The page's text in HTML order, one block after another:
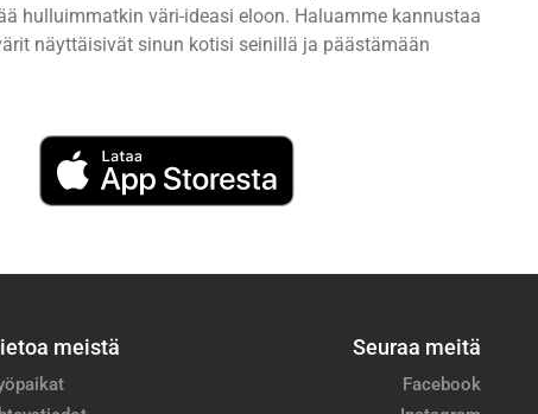
hulluimmatkin väri-ideasi eloon. Haluamme kannustaa
näyttäisivät sinun kotisi seinillä ja päästämään
meistä Seuraa meitä
Facebook